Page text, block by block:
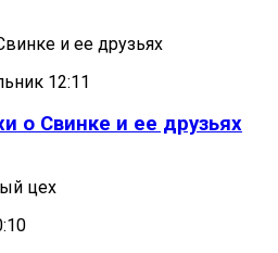
и ее друзьях
12:11
о Свинке и ее друзьях
цех